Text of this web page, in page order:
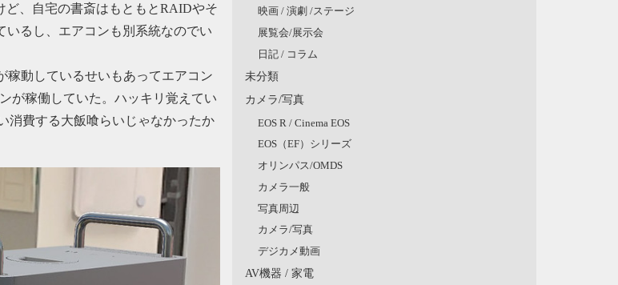
ど、自宅の書斎はもともとRAIDやそ
るし、エアコンも別系統なのでい
稼動しているせいもあってエアコン
が稼働していた。ハッキリ覚えてい
消費する大飯喰らいじゃなかったか
映画 / 演劇 /ステージ
展覧会/展示会
日記 / コラム
未分類
カメラ/写真
EOS R / Cinema EOS
EOS（EF）シリーズ
オリンパス/OMDS
カメラ一般
写真周辺
カメラ/写真
デジカメ動画
AV機器 / 家電